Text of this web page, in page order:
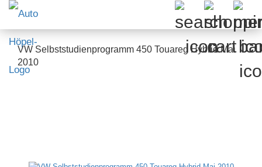
VW Selbststudienprogramm 450 Touareg Hybrid Mai
2010